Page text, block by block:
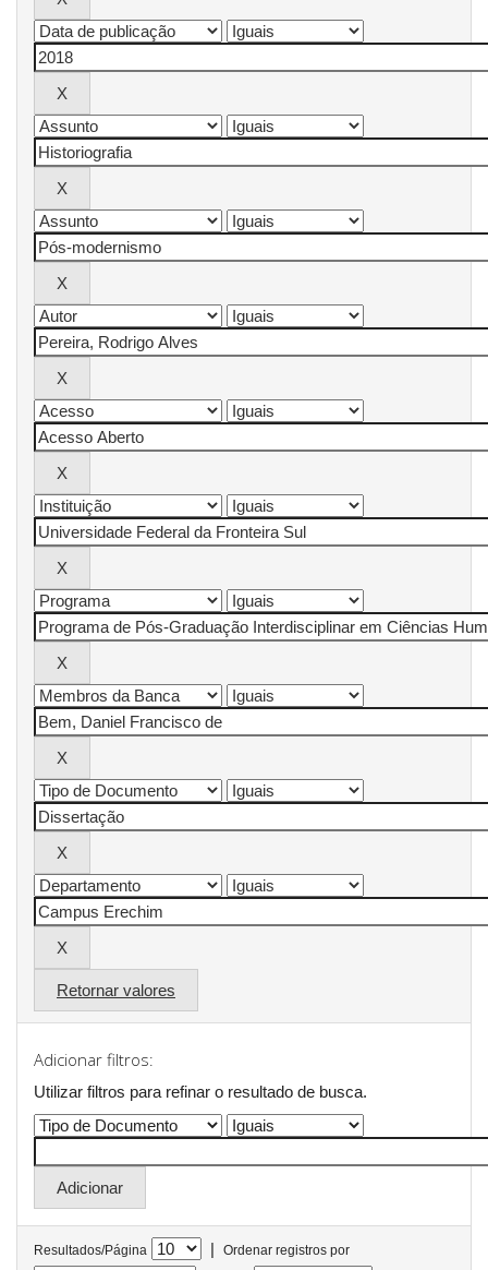
Retornar valores
Adicionar filtros:
Utilizar filtros para refinar o resultado de busca.
Resultados/Página |
Ordenar registros por